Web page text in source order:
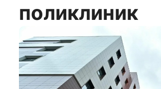
поликлиник